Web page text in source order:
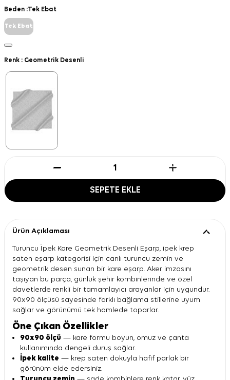
Beden :Tek Ebat
Tek Ebat
Renk : Geometrik Desenli
SEPETE EKLE
Ürün Açıklaması
Turuncu İpek Kare Geometrik Desenli Eşarp, ipek krep
saten eşarp kategorisi için canlı turuncu zemin ve
geometrik desen sunan bir kare eşarp. Aker imzasını
taşıyan bu parça, günlük şehir kombinlerinde ve özel
davetlerde renkli bir tamamlayıcı arayanlar için uygundur.
90x90 ölçüsü sayesinde farklı bağlama stillerine uyum
sağlar ve görünümü tek hamlede toparlar.
Öne Çıkan Özellikler
90x90 ölçü — kare formu boyun, omuz ve çanta
kullanımında dengeli duruş sağlar.
İpek kalite — krep saten dokuyla hafif parlak bir
görünüm elde edersiniz.